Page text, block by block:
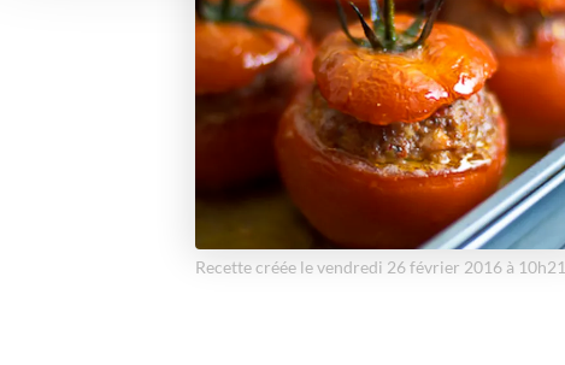
Recette créée le vendredi 26 février 2016 à 10h21